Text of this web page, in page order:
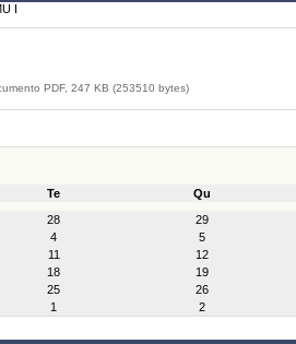
I
PDF, 247 KB (253510 bytes)
Te
Qu
28
29
4
5
11
12
18
19
25
26
1 2